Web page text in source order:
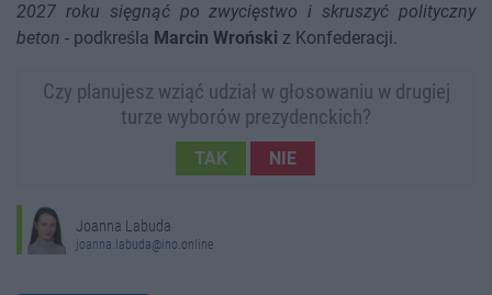
2027 roku sięgnąć po zwycięstwo i skruszyć polityczny
beton - podkreśla Marcin Wroński z Konfederacji.
Czy planujesz wziąć udział w głosowaniu w drugiej
turze wyborów prezydenckich?
TAK NIE
Joanna Labuda
joanna.labuda@ino.online